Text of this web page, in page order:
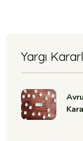
Yargı